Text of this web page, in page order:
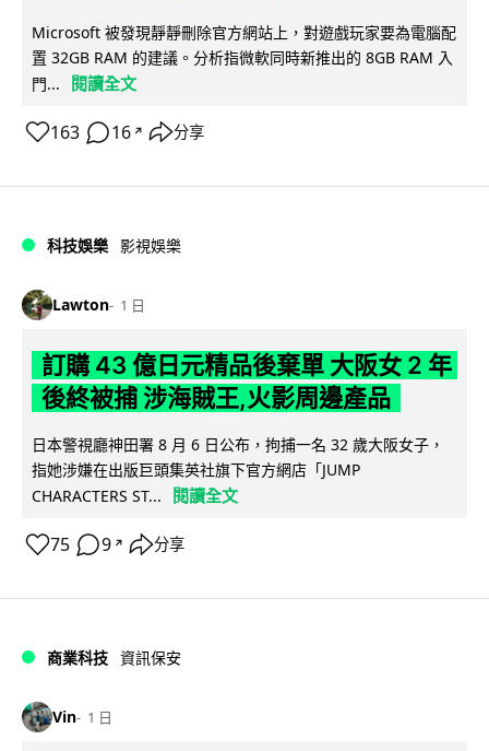
Microsoft 被發現靜靜刪除官方網站上，對遊戲玩家要為電腦配
置 32GB RAM 的建議。分析指微軟同時新推出的 8GB RAM 入
門...
閱讀全文
163 16 ↗ 分享
科技娛樂 影視娛樂
Lawton 1 日
訂購 43 億日元精品後棄單 大阪女 2 年
後終被捕 涉海賊王,火影周邊產品
日本警視廳神田署 8 月 6 日公布，拘捕一名 32 歲大阪女子，
指她涉嫌在出版巨頭集英社旗下官方網店「JUMP
CHARACTERS ST...
閱讀全文
75 9 ↗ 分享
商業科技 資訊保安
Vin 1 日